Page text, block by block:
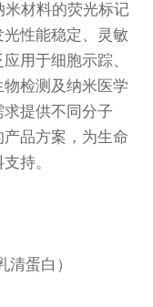
米材料的荧光标记
性能稳定、灵敏
用于细胞示踪、
检测及纳米医学
提供不同分子
品方案，为生命
持。
蛋白）